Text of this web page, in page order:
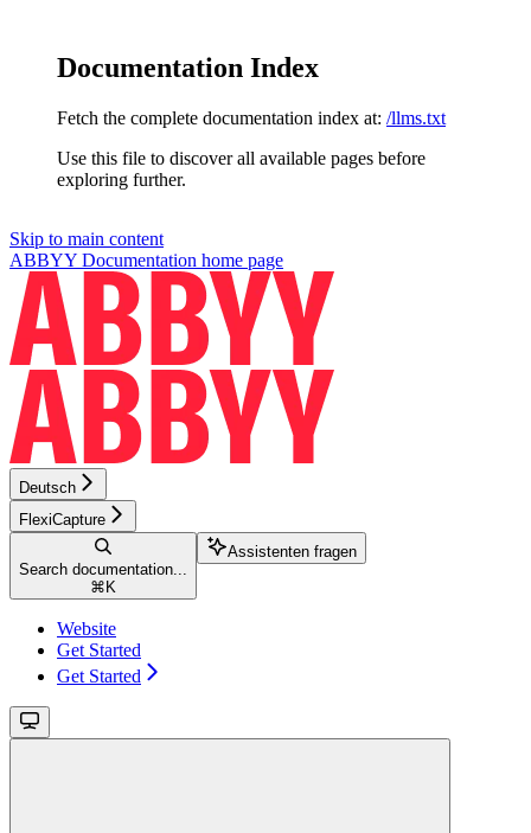
Documentation Index
Fetch the complete documentation index at: /llms.txt
Use this file to discover all available pages before
exploring further.
Skip to main content
ABBYY Documentation home page
Deutsch
FlexiCapture
Search documentation...
⌘ K
Assistenten fragen
Website
Get Started
Get Started